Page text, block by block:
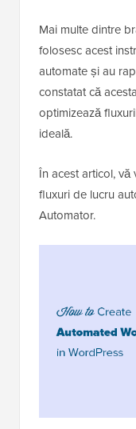
Mai multe dintre
folosesc acest
automate și au
constatat că
optimizează
ideală.
În acest articol,
fluxuri de lucru
Automator.